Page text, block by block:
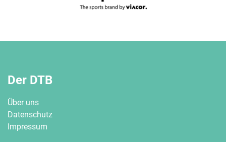
Der DTB
Über uns
Datenschutz
Impressum